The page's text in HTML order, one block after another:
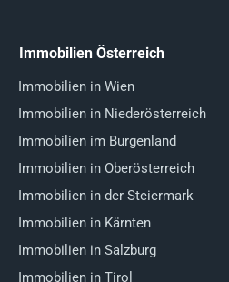
Immobilien Österreich
Immobilien in Wien
Immobilien in Niederösterreich
Immobilien im Burgenland
Immobilien in Oberösterreich
Immobilien in der Steiermark
Immobilien in Kärnten
Immobilien in Salzburg
Immobilien in Tirol